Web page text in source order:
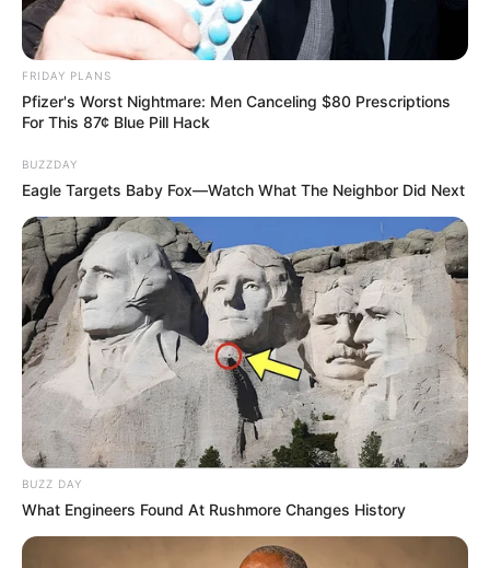
19. Com ponto atrás e linha verde, faça os
detalhes das folhas. Por último, costure 3 pérolas
coloridas para enfeitar. Feito isso, use a cola
quente para fixar uma folhagem em cada
extremidade do protetor de porta.
Como você viu, o feltro pode virar lindas peças
decorativas e utilitárias, basta capricho e
FRIDAY PLANS
Pfizer's Worst Nightmare: Men Canceling $80 Prescriptions
For This 87¢ Blue Pill Hack
BUZZDAY
Eagle Targets Baby Fox—Watch What The Neighbor Did Next
BUZZ DAY
What Engineers Found At Rushmore Changes History